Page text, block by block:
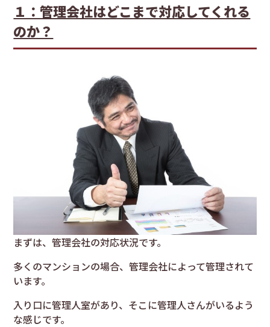
１：管理会社はどこまで対応してくれる
のか？
まずは、管理会社の対応状況です。
多くのマンションの場合、管理会社によって管理されて
います。
入り口に管理人室があり、そこに管理人さんがいるよう
な感じです。